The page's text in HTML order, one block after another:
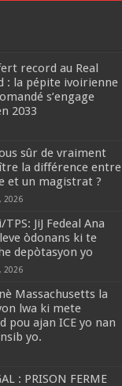
record au Real
: la pépite ivoirienne
s’engage
2033
sûr de vraiment
la différence entre
et un magistrat ?
2026
JiJ Fedeal Ana
òdonans ki te
depòtasyon yo
2026
Massachusetts la
lwa ki mete
pou ajan ICE yo nan
yo.
: PRISON FERME